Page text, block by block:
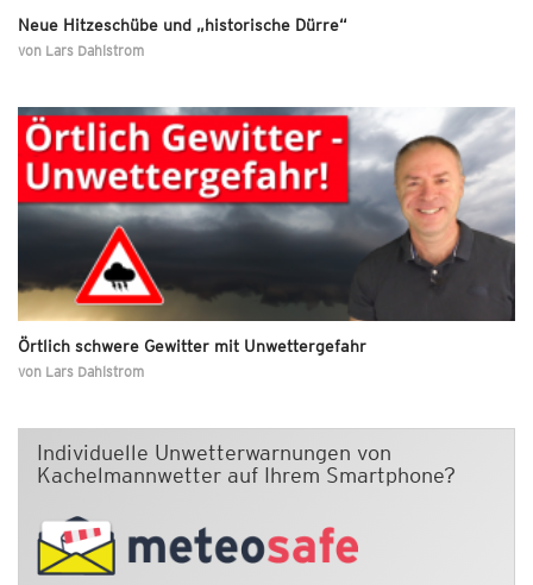
Neue Hitzeschübe und „historische Dürre“
von Lars Dahlstrom
Örtlich schwere Gewitter mit Unwettergefahr
von Lars Dahlstrom
Individuelle Unwetterwarnungen von
Kachelmannwetter auf Ihrem Smartphone?